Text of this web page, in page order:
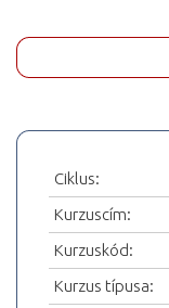
Ciklus:
Kurzuscím:
Kurzuskód:
Kurzus típusa: